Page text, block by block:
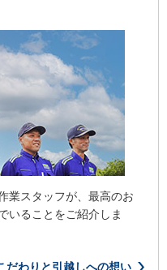
業スタッフが、最高のお
いることをご紹介しま
だわりと引越しへの想い